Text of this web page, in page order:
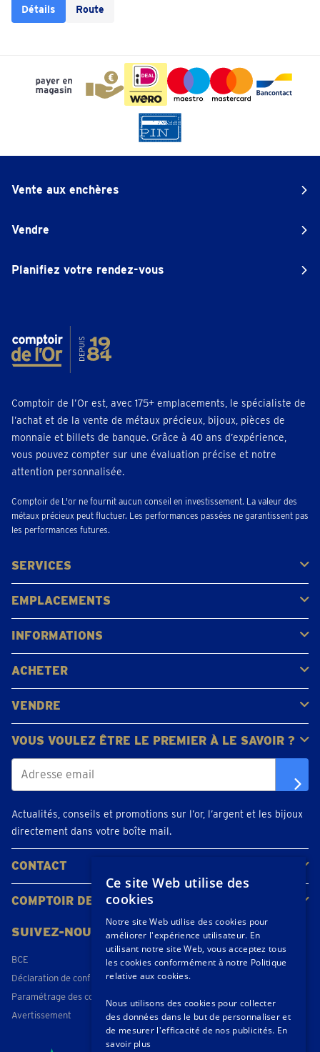
Détails Route
Vente aux enchères
Vendre
Planifiez votre rendez-vous
Comptoir de l’Or est, avec 175+ emplacements, le spécialiste de
l’achat et de la vente de métaux précieux, bijoux, pièces de
monnaie et billets de banque. Grâce à 40 ans d’expérience,
vous pouvez compter sur une évaluation précise et notre
attention personnalisée.
Comptoir de L'or ne fournit aucun conseil en investissement. La valeur des
métaux précieux peut fluctuer. Les performances passées ne garantissent pas
les performances futures.
SERVICES
Acheter
Vendre
Vente aux enchères
EMPLACEMENTS
Gerpinnes
Liège
Namur
Waterloo
Woluwe-Saint-Lambert
Voir tous les emplacements
INFORMATIONS
FAQ
Avis clients
ACHETER
Acheter de l'or
Acheter des pièces
Acheter de l'argent
VENDRE
Bijoux en or
Pièces d'or
Lingots d'or
VOUS VOULEZ ÊTRE LE PREMIER À LE SAVOIR ?
Actualités, conseils et promotions sur l’or, l’argent et les bijoux
directement dans votre boîte mail.
CONTACT
Contacter
Planifiez votre rendez-vous
Emplacements
COMPTOIR DE L'OR
SUIVEZ-NOUS
BCE
Déclaration de confidentialité
Paramétrage des cookies
Avertissement
Ce site Web utilise des
cookies
Notre site Web utilise des cookies pour
améliorer l'expérience utilisateur. En
utilisant notre site Web, vous acceptez tous
les cookies conformément à notre Politique
relative aux cookies.
Nous utilisons des cookies pour collecter
des données dans le but de personnaliser et
de mesurer l'efficacité de nos publicités. En
savoir plus